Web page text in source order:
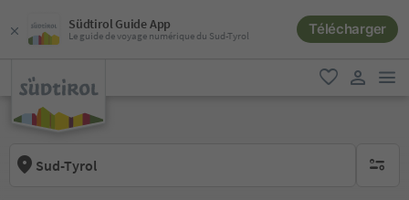
Südtirol Guide App
Le guide de voyage numérique du Sud-Tyrol Télécharger
favori
Sud-Tyrol aucun